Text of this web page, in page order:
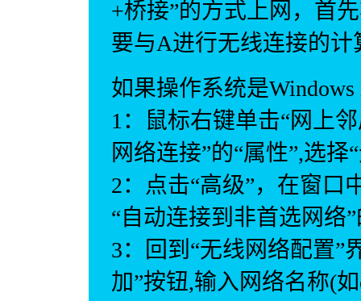
+桥接”的方式上网，首
要与A进行无线连接的计
如果操作系统是
1：鼠标右键单击“网上
网络连接”的“属性”,选择
2：点击“高级”，在窗口
“自动连接到非首选网
3：回到“无线网络配置”
加”按钮,输入网络名称(